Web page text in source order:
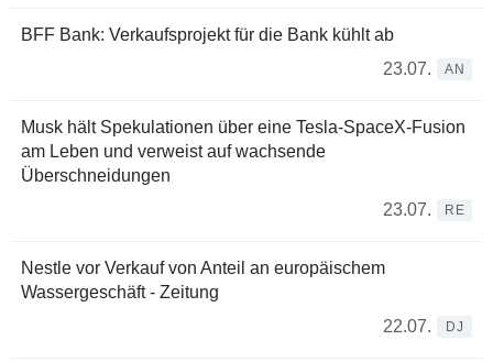
BFF Bank: Verkaufsprojekt für die Bank kühlt ab
23.07.
AN
Musk hält Spekulationen über eine Tesla-SpaceX-Fusion
am Leben und verweist auf wachsende
Überschneidungen
23.07.
RE
Nestle vor Verkauf von Anteil an europäischem
Wassergeschäft - Zeitung
22.07.
DJ